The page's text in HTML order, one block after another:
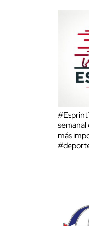
semanal
más